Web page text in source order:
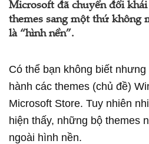
Microsoft đã chuyển đổi
themes sang một thứ không
là “hình nền”.
Có thể bạn không biết
hành các themes (chủ đề)
Microsoft Store. Tuy nhiên
hiện thấy, những bộ themes
ngoài hình nền.